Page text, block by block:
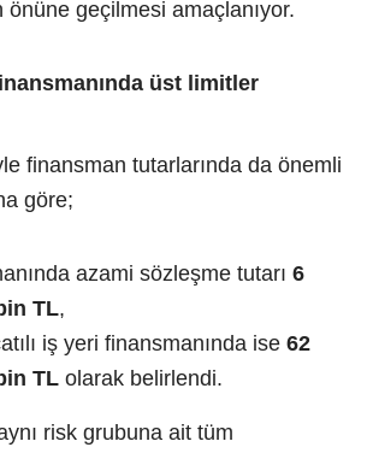
önüne geçilmesi amaçlanıyor.
üst limitler
finansman tutarlarında da önemli
göre;
azami sözleşme tutarı 6
TL,
iş yeri finansmanında ise 62
TL olarak belirlendi.
risk grubuna ait tüm